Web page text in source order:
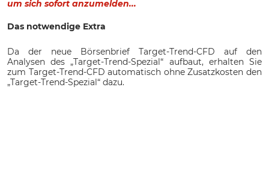
um sich sofort anzumelden...
Das notwendige Extra
Da der neue Börsenbrief Target-Trend-CFD auf den
Analysen des „Target-Trend-Spezial“ aufbaut, erhalten Sie
zum Target-Trend-CFD automatisch ohne Zusatzkosten den
„Target-Trend-Spezial“ dazu.